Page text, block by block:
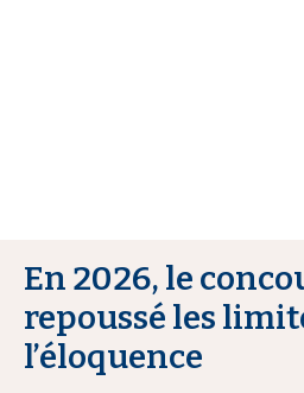
En 2026, le
repoussé les
l’éloquence